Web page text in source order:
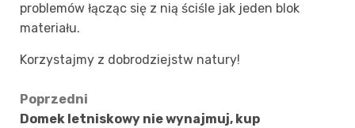
problemów łącząc się z nią ściśle jak jeden blok
materiału.
Korzystajmy z dobrodziejstw natury!
Zobacz
Poprzedni
Domek letniskowy nie wynajmuj, kup